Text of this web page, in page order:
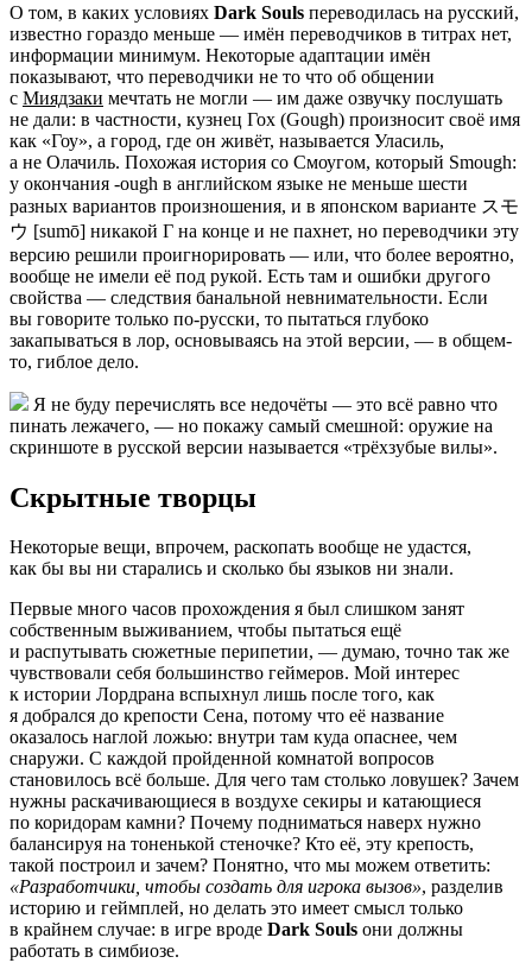
О том, в каких условиях Dark Souls переводилась на русский,
известно гораздо меньше — имён переводчиков в титрах нет,
информации минимум. Некоторые адаптации имён
показывают, что переводчики не то что об общении
с Миядзаки мечтать не могли — им даже озвучку послушать
не дали: в частности, кузнец Гох (Gough) произносит своё имя
как «Гоу», а город, где он живёт, называется Уласиль,
а не Олачиль. Похожая история со Смоугом, который Smough:
у окончания -ough в английском языке не меньше шести
разных вариантов произношения, и в японском варианте スモ
ウ [sumō] никакой Г на конце и не пахнет, но переводчики эту
версию решили проигнорировать — или, что более вероятно,
вообще не имели её под рукой. Есть там и ошибки другого
свойства — следствия банальной невнимательности. Если
вы говорите только по-русски, то пытаться глубоко
закапываться в лор, основываясь на этой версии, — в общем-
то, гиблое дело.
Я не буду перечислять все недочёты — это всё равно что
пинать лежачего, — но покажу самый смешной: оружие на
скриншоте в русской версии называется «трёхзубые вилы».
Скрытные творцы
Некоторые вещи, впрочем, раскопать вообще не удастся,
как бы вы ни старались и сколько бы языков ни знали.
Первые много часов прохождения я был слишком занят
собственным выживанием, чтобы пытаться ещё
и распутывать сюжетные перипетии, — думаю, точно так же
чувствовали себя большинство геймеров. Мой интерес
к истории Лордрана вспыхнул лишь после того, как
я добрался до крепости Сена, потому что её название
оказалось наглой ложью: внутри там куда опаснее, чем
снаружи. С каждой пройденной комнатой вопросов
становилось всё больше. Для чего там столько ловушек? Зачем
нужны раскачивающиеся в воздухе секиры и катающиеся
по коридорам камни? Почему подниматься наверх нужно
балансируя на тоненькой стеночке? Кто её, эту крепость,
такой построил и зачем? Понятно, что мы можем ответить:
«Разработчики, чтобы создать для игрока вызов», разделив
историю и геймплей, но делать это имеет смысл только
в крайнем случае: в игре вроде Dark Souls они должны
работать в симбиозе.